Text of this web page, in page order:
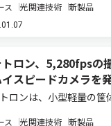
ーバーフロー蓄積容量
段設けてダイナミック
ス 光関連技術 新製品
トロン、5,280fpsの
スピードカメラを
ロンは、小型軽量の筐
ス 光関連技術 新製品